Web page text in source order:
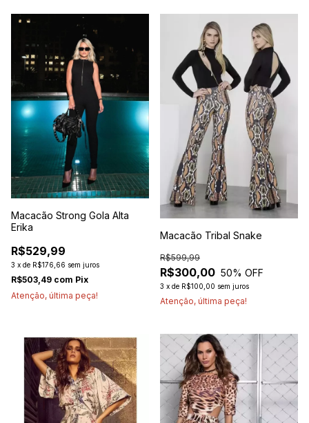
Macacão Strong Gola Alta
Erika
R$529,99
3 x de R$176,66 sem juros
R$503,49 com Pix
Atenção, última peça!
Macacão Tribal Snake
R$300,00
R$599,99
50% OFF
3 x de R$100,00 sem juros
Atenção, última peça!